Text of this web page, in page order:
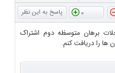
0
برهان متوسظه دوم اشتراک
ها را دریافت کنم.